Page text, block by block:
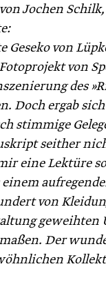
Jochen
Geseko von
von
des
Doch ergab
stimmige
seither
eine Lektüre
von
geweihten
Der